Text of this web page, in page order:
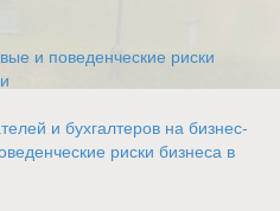
и поведенческие риски
и бухгалтеров на бизнес-
риски бизнеса в